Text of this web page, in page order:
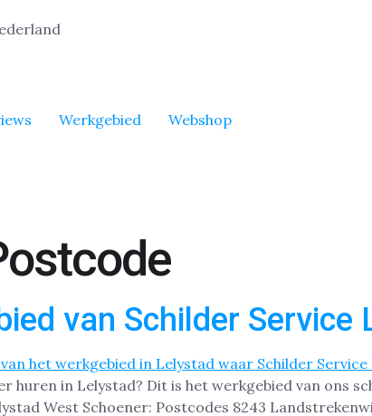
Werkgebied Webshop
van Schilder Service
huren in Lelystad? Dit is het werkgebied van ons
West Schoener: Postcodes 8243